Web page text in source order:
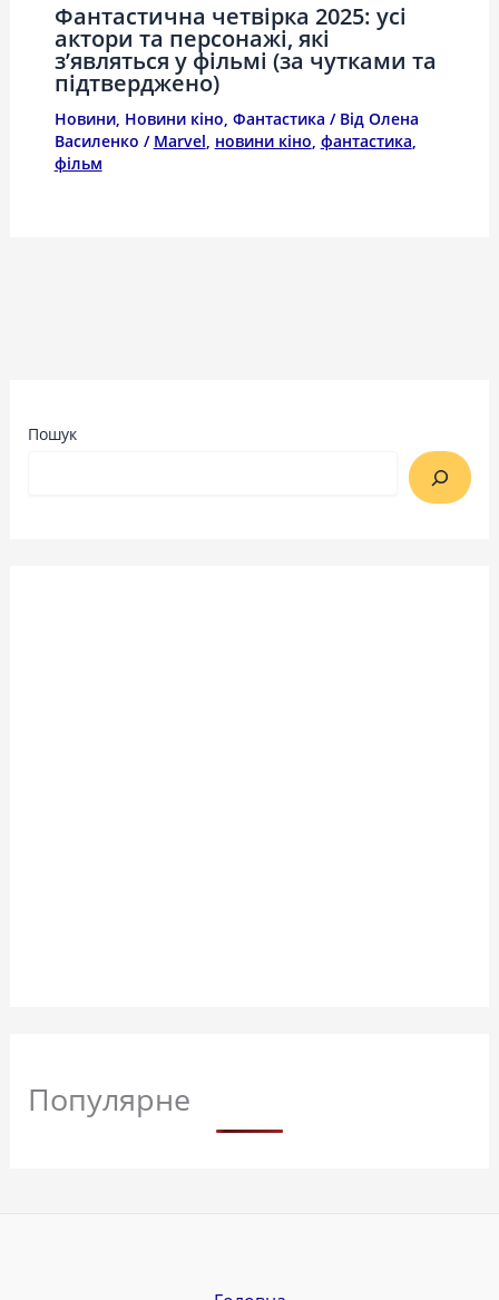
Фантастична четвірка 2025: усі
актори та персонажі, які
з’являться у фільмі (за чутками та
підтверджено)
Новини, Новини кіно, Фантастика / Від Олена
Василенко / Marvel, новини кіно, фантастика,
фільм
Пошук
Популярне